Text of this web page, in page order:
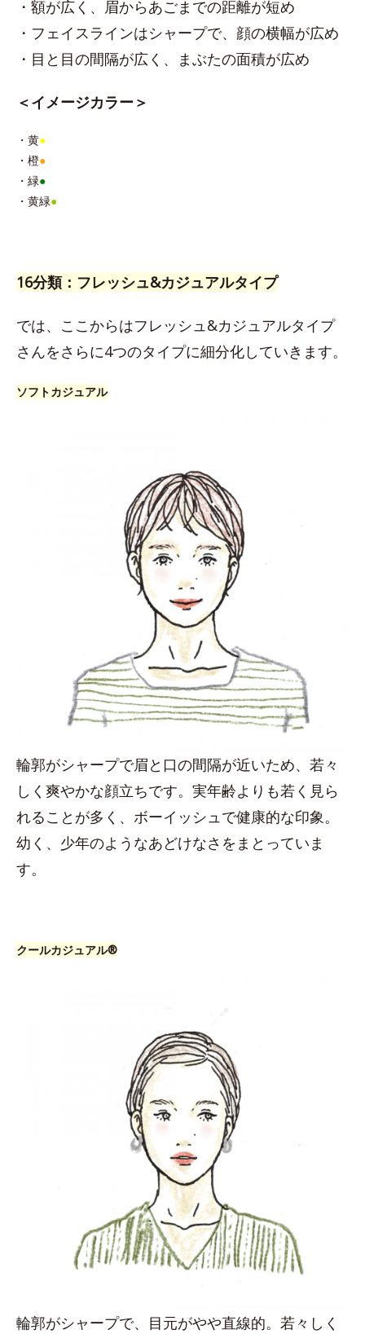
・額が広く、眉からあごまでの距離が短め
・フェイスラインはシャープで、顔の横幅が広め
・目と目の間隔が広く、まぶたの面積が広め
＜イメージカラー＞
・黄●
・橙●
・緑●
・黄緑●
16分類：フレッシュ&カジュアルタイプ
では、ここからはフレッシュ&カジュアルタイプ
さんをさらに4つのタイプに細分化していきます。
ソフトカジュアル
輪郭がシャープで眉と口の間隔が近いため、若々
しく爽やかな顔立ちです。実年齢よりも若く見ら
れることが多く、ボーイッシュで健康的な印象。
幼く、少年のようなあどけなさをまとっていま
す。
クールカジュアル®
輪郭がシャープで、目元がやや直線的。若々しく